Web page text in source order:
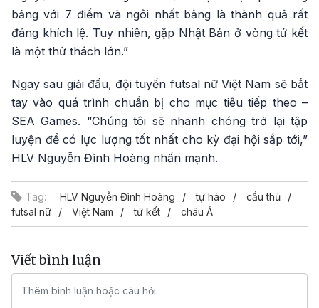
bảng với 7 điểm và ngôi nhất bảng là thành quả rất
đáng khích lệ. Tuy nhiên, gặp Nhật Bản ở vòng tứ kết
là một thử thách lớn.”
Ngay sau giải đấu, đội tuyển futsal nữ Việt Nam sẽ bắt
tay vào quá trình chuẩn bị cho mục tiêu tiếp theo –
SEA Games. “Chúng tôi sẽ nhanh chóng trở lại tập
luyện để có lực lượng tốt nhất cho kỳ đại hội sắp tới,”
HLV Nguyễn Đình Hoàng nhấn mạnh.
Tag: HLV Nguyễn Đình Hoàng tự hào
cầu thủ
futsal nữ
Việt Nam tứ kết châu Á
Viết bình luận